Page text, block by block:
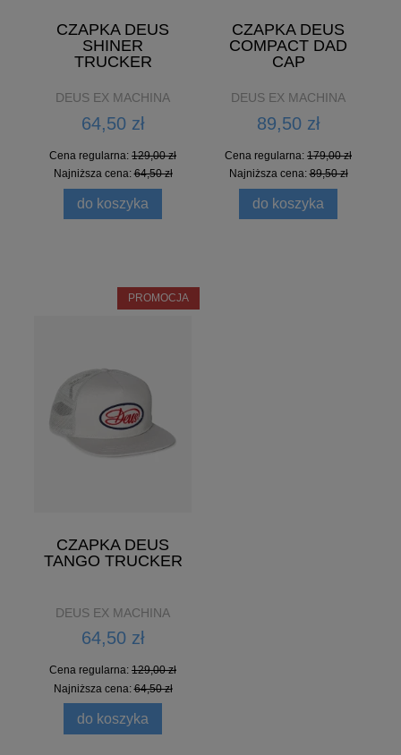
CZAPKA DEUS
SHINER
TRUCKER
DEUS EX MACHINA
64,50 zł
Cena regularna: 129,00 zł
Najniższa cena:64,50 zł
do koszyka
CZAPKA DEUS
COMPACT DAD
CAP
DEUS EX MACHINA
89,50 zł
Cena regularna: 179,00 zł
Najniższa cena:89,50 zł
do koszyka
CZAPKA DEUS
TANGO TRUCKER
DEUS EX MACHINA
64,50 zł
Cena regularna: 129,00 zł
Najniższa cena:64,50 zł
do koszyka
PROMOCJA